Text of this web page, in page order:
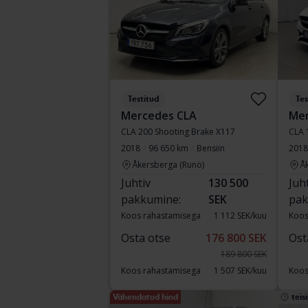
Testitud
Mercedes CLA
CLA 200 Shooting Brake X117
2018
96 650 km
Bensiin
Åkersberga (Runö)
Juhtiv
pakkumine:
130 500
SEK
Koos rahastamisega 1 112 SEK/kuu
Osta otse 176 800 SEK
189 800 SEK
Koos rahastamisega
1 507 SEK/kuu
CLA
2018
Vähendatud hind